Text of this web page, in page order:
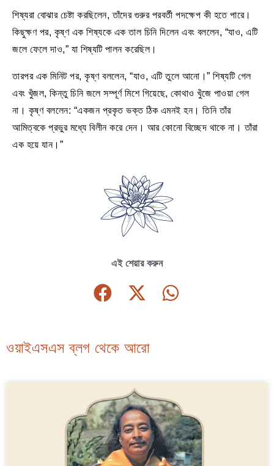
শিষ্যরা বোঝার চেষ্টা করছিলেন, তাঁদের গুরুর পরবর্তী পদক্ষেপ কী হতে পারে।
কিছুক্ষণ পর, কৃষ্ণ এক শিষ্যকে এক তাল চিনি দিলেন এবং বললেন, “যাও, এটি
জলে ফেলে দাও,” যা শিষ্যটি পালন করেছিল।
তারপর এক মিনিট পর, কৃষ্ণ বললেন, “যাও, এটি তুলে আনো।” শিষ্যটি গেল
এবং খুঁজল, কিন্তু চিনি জলে সম্পূর্ণ মিশে গিয়েছে, কোথাও খুঁজে পাওয়া গেল
না। কৃষ্ণ বললেন: “একজন প্রকৃত ভক্ত ঠিক এমনই হন। তিনি তাঁর
আমিত্বকে প্রভুর মধ্যে বিলীন করে দেন। আর কোনো বিচ্ছেদ থাকে না। তাঁরা
এক হয়ে যান।”
এই শেয়ার করুন
ওয়াইএসএস ব্লগ থেকে আরো